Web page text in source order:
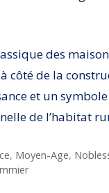
des
côté de la
et un
de l’habitat
, Moyen-Age,